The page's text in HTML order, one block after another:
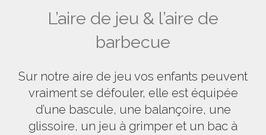
L’aire de jeu & l’aire de
barbecue
Sur notre aire de jeu vos enfants peuvent
vraiment se défouler, elle est équipée
d’une bascule, une balançoire, une
glissoire, un jeu à grimper et un bac à